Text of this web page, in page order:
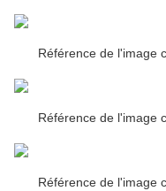
Référence de l'image
Référence de l'image
Référence de l'image